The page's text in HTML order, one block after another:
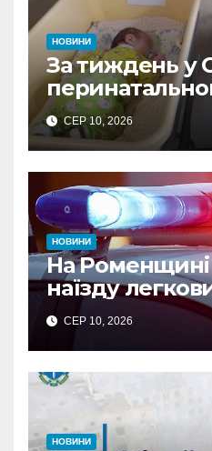
НОВИНИ
За тиждень у
Пресвятої
народилося 15
СЕР 10, 2026
НОВИНИ
На Роменщині
наїзду
літня жінка:
затримано
СЕР 10, 2026
НОВИНИ